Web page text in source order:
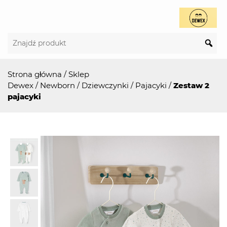
Strona główna /Sklep
Dewex / Newborn / Dziewczynki / Pajacyki /Zestaw 2
pajacyki